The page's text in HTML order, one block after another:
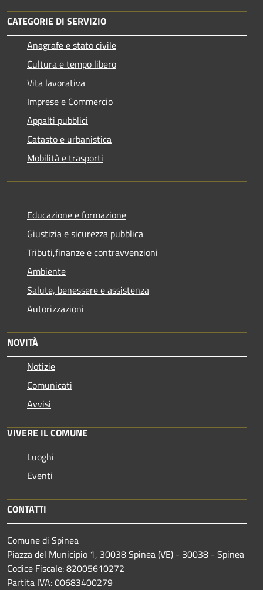
CATEGORIE DI SERVIZIO
Anagrafe e stato civile
Cultura e tempo libero
Vita lavorativa
Imprese e Commercio
Appalti pubblici
Catasto e urbanistica
Mobilità e trasporti
Educazione e formazione
Giustizia e sicurezza pubblica
Tributi,finanze e contravvenzioni
Ambiente
Salute, benessere e assistenza
Autorizzazioni
NOVITÀ
Notizie
Comunicati
Avvisi
VIVERE IL COMUNE
Luoghi
Eventi
CONTATTI
Comune di Spinea
Piazza del Municipio 1, 30038 Spinea (VE) - 30038 - Spinea
Codice Fiscale: 82005610272
Partita IVA: 00683400279